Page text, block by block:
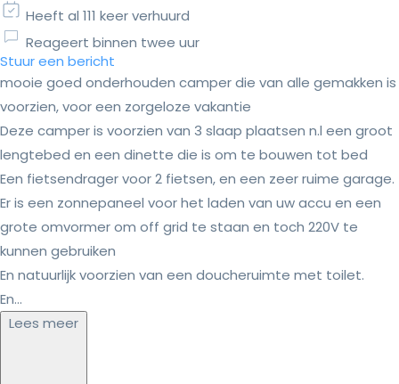
Heeft al 111 keer verhuurd
Reageert binnen twee uur
Stuur een bericht
mooie goed onderhouden camper die van alle gemakken is
voorzien, voor een zorgeloze vakantie
Deze camper is voorzien van 3 slaap plaatsen n.l een groot
lengtebed en een dinette die is om te bouwen tot bed
Een fietsendrager voor 2 fietsen, en een zeer ruime garage.
Er is een zonnepaneel voor het laden van uw accu en een
grote omvormer om off grid te staan en toch 220V te
kunnen gebruiken
En natuurlijk voorzien van een doucheruimte met toilet.
En...
Lees meer